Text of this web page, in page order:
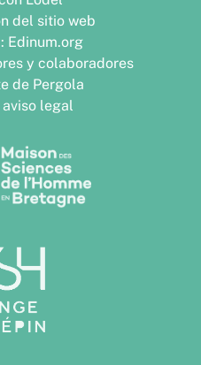
del sitio web
Edinum.org
y colaboradores
de Pergola
legal